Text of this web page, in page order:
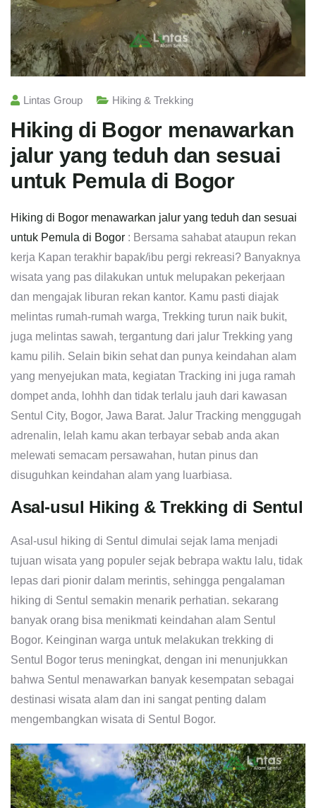
Lintas Group Hiking & Trekking
Hiking di Bogor menawarkan
jalur yang teduh dan sesuai
untuk Pemula di Bogor
Hiking di Bogor menawarkan jalur yang teduh dan sesuai
untuk Pemula di Bogor : Bersama sahabat ataupun rekan
kerja Kapan terakhir bapak/ibu pergi rekreasi? Banyaknya
wisata yang pas dilakukan untuk melupakan pekerjaan
dan mengajak liburan rekan kantor. Kamu pasti diajak
melintas rumah-rumah warga, Trekking turun naik bukit,
juga melintas sawah, tergantung dari jalur Trekking yang
kamu pilih. Selain bikin sehat dan punya keindahan alam
yang menyejukan mata, kegiatan Tracking ini juga ramah
dompet anda, lohhh dan tidak terlalu jauh dari kawasan
Sentul City, Bogor, Jawa Barat. Jalur Tracking menggugah
adrenalin, lelah kamu akan terbayar sebab anda akan
melewati semacam persawahan, hutan pinus dan
disuguhkan keindahan alam yang luarbiasa.
Asal-usul Hiking & Trekking di Sentul
Asal-usul hiking di Sentul dimulai sejak lama menjadi
tujuan wisata yang populer sejak bebrapa waktu lalu, tidak
lepas dari pionir dalam merintis, sehingga pengalaman
hiking di Sentul semakin menarik perhatian. sekarang
banyak orang bisa menikmati keindahan alam Sentul
Bogor. Keinginan warga untuk melakukan trekking di
Sentul Bogor terus meningkat, dengan ini menunjukkan
bahwa Sentul menawarkan banyak kesempatan sebagai
destinasi wisata alam dan ini sangat penting dalam
mengembangkan wisata di Sentul Bogor.